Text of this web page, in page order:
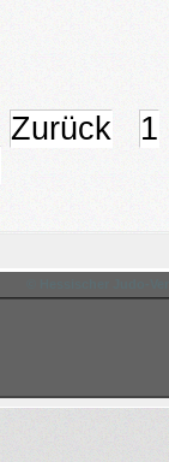
Zurück
1